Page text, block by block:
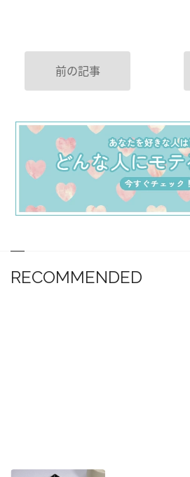
前の記事
RECOMMENDED